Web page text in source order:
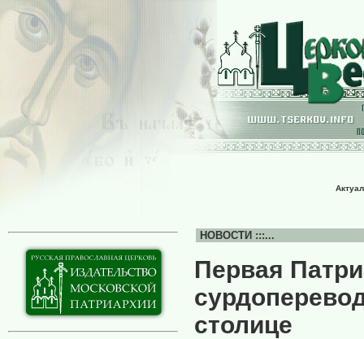
НОВОСТИ :::...
Первая
столице